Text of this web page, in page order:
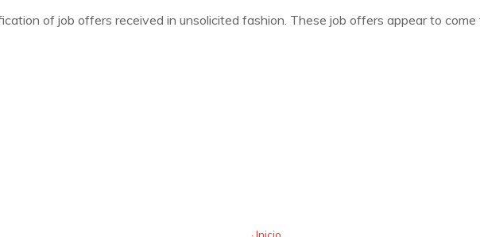
of job offers received in unsolicited fashion. These job offers appear to
· Inicio